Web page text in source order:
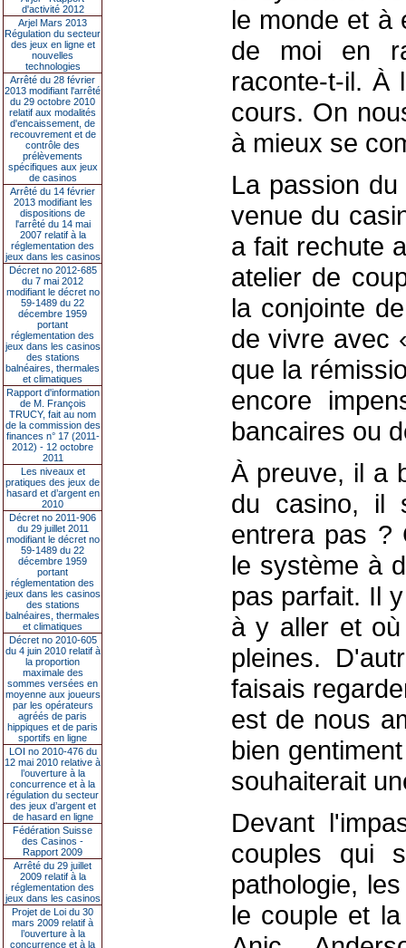
d'activité 2012
Arjel Mars 2013
Régulation du secteur
des jeux en ligne et
nouvelles
technologies
Arrêté du 28 février
2013 modifiant l'arrêté
du 29 octobre 2010
relatif aux modalités
d'encaissement, de
recouvrement et de
contrôle des
prélèvements
spécifiques aux jeux
de casinos
Arrêté du 14 février
2013 modifiant les
dispositions de
l'arrêté du 14 mai
2007 relatif à la
réglementation des
jeux dans les casinos
Décret no 2012-685
du 7 mai 2012
modifiant le décret no
59-1489 du 22
décembre 1959
portant
réglementation des
jeux dans les casinos
des stations
balnéaires, thermales
et climatiques
Rapport d'information
de M. François
TRUCY, fait au nom
de la commission des
finances n° 17 (2011-
2012) - 12 octobre
2011
Les niveaux et
pratiques des jeux de
hasard et d’argent en
2010
Décret no 2011-906
du 29 juillet 2011
modifiant le décret no
59-1489 du 22
décembre 1959
portant
réglementation des
jeux dans les casinos
des stations
balnéaires, thermales
et climatiques
Décret no 2010-605
du 4 juin 2010 relatif à
la proportion
maximale des
sommes versées en
moyenne aux joueurs
par les opérateurs
agréés de paris
hippiques et de paris
sportifs en ligne
LOI no 2010-476 du
12 mai 2010 relative à
l’ouverture à la
concurrence et à la
régulation du secteur
des jeux d’argent et
de hasard en ligne
Fédération Suisse
des Casinos -
Rapport 2009
Arrêté du 29 juillet
2009 relatif à la
réglementation des
jeux dans les casinos
Projet de Loi du 30
mars 2009 relatif à
l’ouverture à la
concurrence et à la
le monde et à
de moi en
raconte-t-il. À
cours. On
à mieux se
La passion
venue du
a fait rechute
atelier de
la conjointe
de vivre avec
que la
encore
bancaires ou
À preuve, il a
du casino, il
entrera pas ?
le système à
pas parfait. Il
à y aller et
pleines.
faisais
est de nous
bien
souhaiterait
Devant
couples qui
pathologie,
le couple et